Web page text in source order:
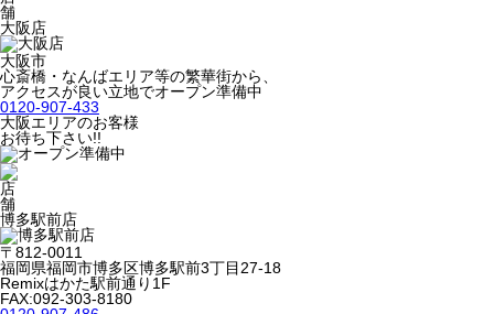
大阪店
大阪市
心斎橋・なんばエリア等の繁華街から、
アクセスが良い立地でオープン準備中
0120-907-433
大阪エリアのお客様
お待ち下さい!!
博多駅前店
〒812-0011
福岡県福岡市博多区博多駅前3丁目27-18
Remixはかた駅前通り1F
FAX:092-303-8180